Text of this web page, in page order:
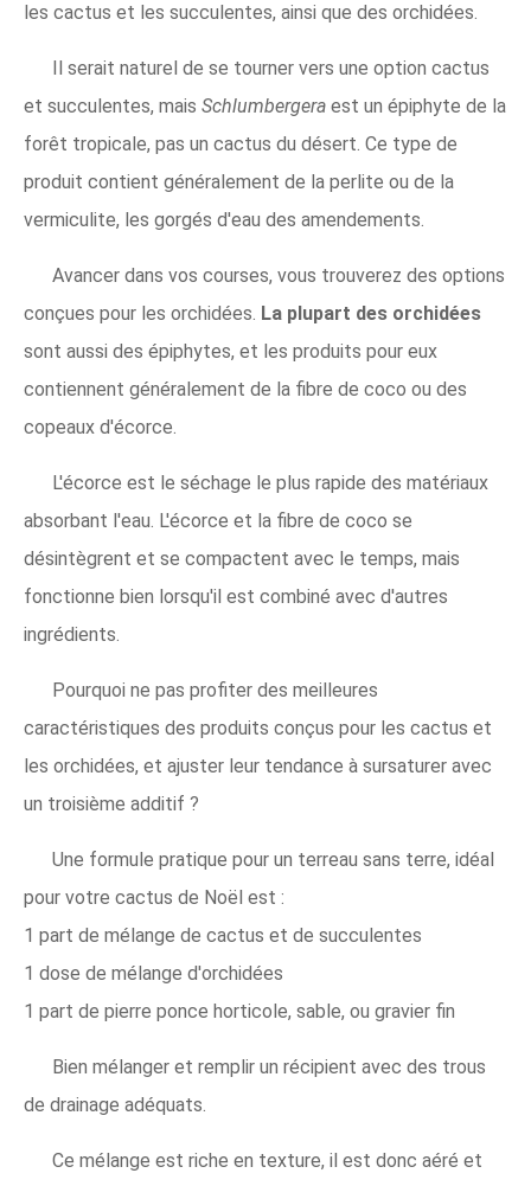
les cactus et les succulentes, ainsi que des orchidées.
Il serait naturel de se tourner vers une option cactus
et succulentes, mais Schlumbergera est un épiphyte de la
forêt tropicale, pas un cactus du désert. Ce type de
produit contient généralement de la perlite ou de la
vermiculite, les gorgés d'eau des amendements.
Avancer dans vos courses, vous trouverez des options
conçues pour les orchidées. La plupart des orchidées
sont aussi des épiphytes, et les produits pour eux
contiennent généralement de la fibre de coco ou des
copeaux d'écorce.
L'écorce est le séchage le plus rapide des matériaux
absorbant l'eau. L'écorce et la fibre de coco se
désintègrent et se compactent avec le temps, mais
fonctionne bien lorsqu'il est combiné avec d'autres
ingrédients.
Pourquoi ne pas profiter des meilleures
caractéristiques des produits conçus pour les cactus et
les orchidées, et ajuster leur tendance à sursaturer avec
un troisième additif ?
Une formule pratique pour un terreau sans terre, idéal
pour votre cactus de Noël est :
1 part de mélange de cactus et de succulentes
1 dose de mélange d'orchidées
1 part de pierre ponce horticole, sable, ou gravier fin
Bien mélanger et remplir un récipient avec des trous
de drainage adéquats.
Ce mélange est riche en texture, il est donc aéré et